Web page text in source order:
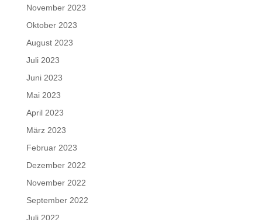
November 2023
Oktober 2023
August 2023
Juli 2023
Juni 2023
Mai 2023
April 2023
März 2023
Februar 2023
Dezember 2022
November 2022
September 2022
Juli 2022